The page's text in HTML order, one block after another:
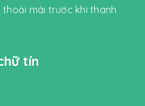
mái trước khi thanh
tín